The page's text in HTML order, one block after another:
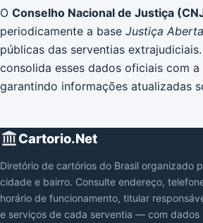
O Conselho Nacional de Justiça
periodicamente a base Justiça Aberta
públicas das serventias
consolida esses dados oficiais com a
garantindo informações atualizadas
Cartorio.Net
Diretório de cartórios do Brasil organizado
cidade e bairro. Consulte endereço,
horário de funcionamento, titular
e serviços de cada serventia — com dados